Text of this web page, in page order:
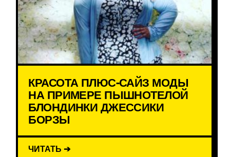
КРАСОТА ПЛЮС-САЙЗ МОДЫ
НА ПРИМЕРЕ ПЫШНОТЕЛОЙ
БЛОНДИНКИ ДЖЕССИКИ
БОРЗЫ
ЧИТАТЬ ➔